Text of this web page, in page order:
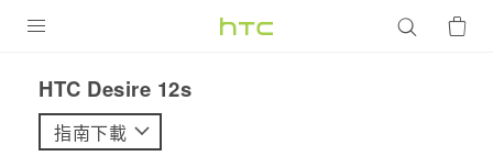
VIVE
HTC Desire 12s‎
指南下載